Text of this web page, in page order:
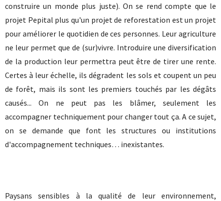
construire un monde plus juste). On se rend compte que le
projet Pepital plus qu'un projet de reforestation est un projet
pour améliorer le quotidien de ces personnes. Leur agriculture
ne leur permet que de (sur)vivre. Introduire une diversification
de la production leur permettra peut être de tirer une rente.
Certes à leur échelle, ils dégradent les sols et coupent un peu
de forêt, mais ils sont les premiers touchés par les dégâts
causés... On ne peut pas les blâmer, seulement les
accompagner techniquement pour changer tout ça. A ce sujet,
on se demande que font les structures ou institutions
d'accompagnement techniques… inexistantes.
Paysans sensibles à la qualité de leur environnement,